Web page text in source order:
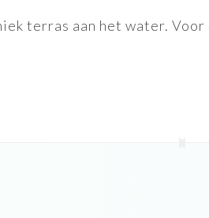
terras aan het water.